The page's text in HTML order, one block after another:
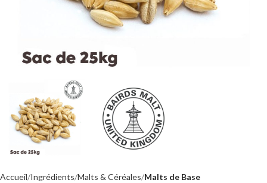
Accueil Ingrédients Malts & Céréales Malts de Base